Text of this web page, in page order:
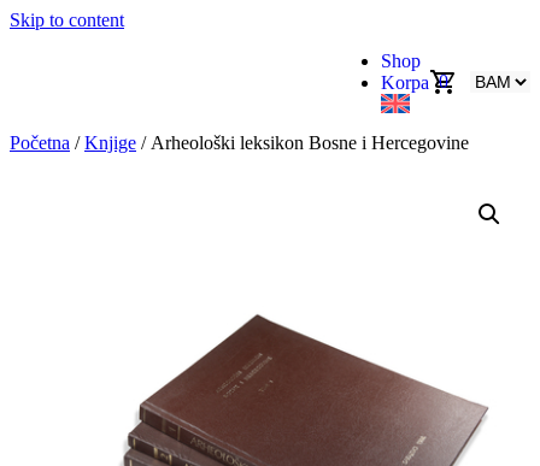
Skip to content
Shop
Korpa 0
Početna /Knjige / Arheološki leksikon Bosne i Hercegovine